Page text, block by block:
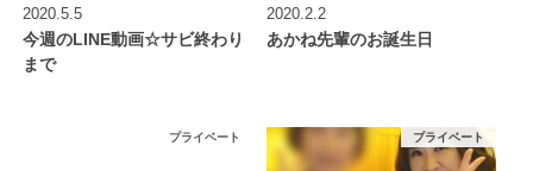
2020.5.5
今週のLINE動画☆サビ終わり
まで
2020.2.2
あかね先輩のお誕生日
プライベート プライベート